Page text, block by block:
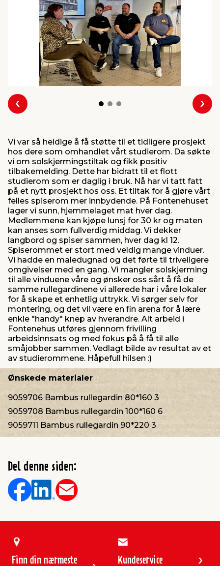
& ugress
& stativer
og sylting
koblinger
data & TV
Forrige
Vi var så heldige å få støtte til et tidligere prosjekt
hos dere som omhandlet vårt studierom. Da søkte
vi om solskjermingstiltak og fikk positiv
tilbakemelding. Dette har bidratt til et flott
studierom som er daglig i bruk. Nå har vi tatt fatt
på et nytt prosjekt hos oss. Et tiltak for å gjøre vårt
felles spiserom mer innbydende. På Fontenehuset
lager vi sunn, hjemmelaget mat hver dag.
Medlemmene kan kjøpe lunsj for 30 kr og maten
kan anses som fullverdig middag. Vi dekker
langbord og spiser sammen, hver dag kl 12.
Spiserommet er stort med veldig mange vinduer.
Vi hadde en maledugnad og det førte til triveligere
omgivelser med en gang. Vi mangler solskjerming
til alle vinduene våre og ønsker oss sårt å få de
samme rullegardinene vi allerede har i våre lokaler
for å skape et enhetlig uttrykk. Vi sørger selv for
montering, og det vil være en fin arena for å lære
enkle "handy" knep av hverandre. Alt arbeid i
Fontenehus utføres gjennom frivilling
arbeidsinnsats og med fokus på å få til alle
småjobber sammen. Vedlagt bilde av resultat av et
av studierommene. Håpefull hilsen :)
Ønskede materialer
9059706 Bambus rullegardin 80*160 3
9059708 Bambus rullegardin 100*160 6
9059711 Bambus rullegardin 90*220 3
Del denne siden:
Finn din nærmeste
Kundeservice